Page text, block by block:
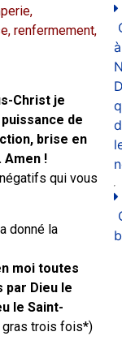
renfermement,
Christ je
de
brise en
Amen !
qui vous
donné la
moi toutes
Dieu le
le Saint-
gras trois fois*)
à